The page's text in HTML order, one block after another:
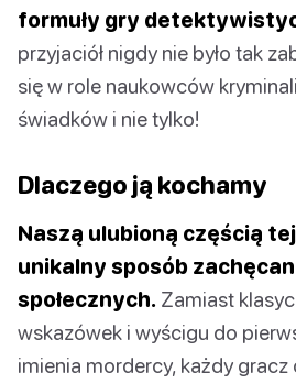
formuły gry
przyjaciół nigdy nie było tak
się w role naukowców
świadków i nie tylko!
Dlaczego ją kochamy
Naszą ulubioną częścią
unikalny sposób
społecznych. Zamiast
wskazówek i wyścigu do
imienia mordercy, każdy